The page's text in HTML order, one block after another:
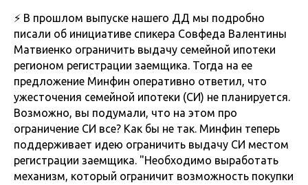
⚡️ В прошлом выпуске нашего ДД мы подробно
писали об инициативе спикера Совфеда Валентины
Матвиенко ограничить выдачу семейной ипотеки
регионом регистрации заемщика. Тогда на ее
предложение Минфин оперативно ответил, что
ужесточения семейной ипотеки (СИ) не планируется.
Возможно, вы подумали, что на этом про
ограничение СИ все? Как бы не так. Минфин теперь
поддерживает идею ограничить выдачу СИ местом
регистрации заемщика. "Необходимо выработать
механизм, который ограничит возможность покупки